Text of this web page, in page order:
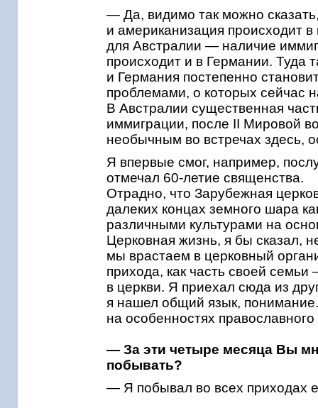
— Да, видимо так можно
и американизация происходит
для Австралии — наличие
происходит и в Германии. Туда
и Германия постепенно
проблемами, о которых сейчас
В Австралии существенная
иммиграции, после II Мировой
необычным во встречах здесь,
Я впервые смог, например,
отмечал 60-летие священства.
Отрадно, что Зарубежная
далеких концах земного шара
различными культурами на
Церковная жизнь, я бы сказал,
мы врастаем в церковный
прихода, как часть своей
в церкви. Я приехал сюда из
я нашел общий язык,
на особенностях
— За эти четыре месяца Вы
побывать?
— Я побывал во всех приходах